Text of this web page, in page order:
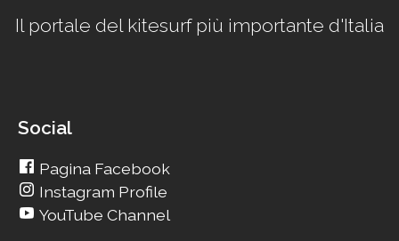
Il portale del kitesurf più importante d'Italia
Social
Pagina Facebook
Instagram Profile
YouTube Channel